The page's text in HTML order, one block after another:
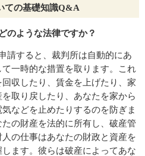
ての基礎知識Q&A
のような法律ですか？
請すると、裁判所は自動的にあ
一時的な措置を取ります。これ
収したり、賃金を上げたり、家
取り戻したり、あなたを家から
などを止めたりするのを防ぎま
の財産を法的に所有し、破産管
の仕事はあなたの財政と資産を
ます。彼らは破産によってあな